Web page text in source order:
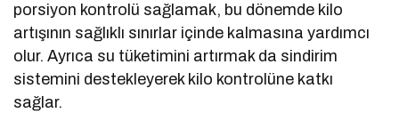
porsiyon kontrolü sağlamak, bu dönemde kilo
artışının sağlıklı sınırlar içinde kalmasına yardımcı
olur. Ayrıca su tüketimini artırmak da sindirim
sistemini destekleyerek kilo kontrolüne katkı
sağlar.